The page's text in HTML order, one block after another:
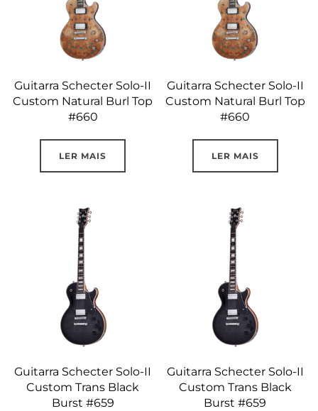
Guitarra Schecter Solo-II
Custom Natural Burl Top
#660
LER MAIS
Guitarra Schecter Solo-II
Custom Natural Burl Top
#660
LER MAIS
Guitarra Schecter Solo-II
Custom Trans Black
Burst #659
Guitarra Schecter Solo-II
Custom Trans Black
Burst #659